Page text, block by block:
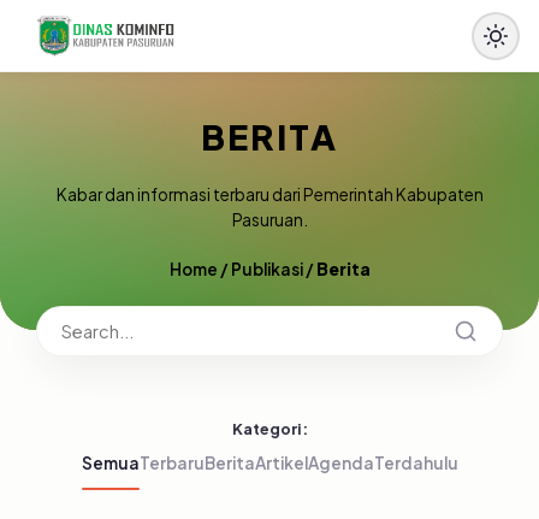
BERITA
Kabar dan informasi terbaru dari Pemerintah Kabupaten
Pasuruan.
Home /Publikasi/Berita
Kategori:
SemuaTerbaruBeritaArtikelAgendaTerdahulu